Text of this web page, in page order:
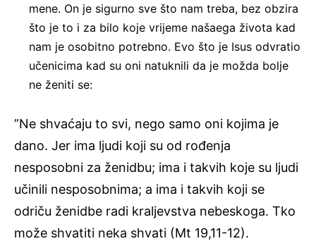
mene. On je sigurno sve što nam treba, bez obzira
što je to i za bilo koje vrijeme našaega života kad
nam je osobitno potrebno. Evo što je Isus odvratio
učenicima kad su oni natuknili da je možda bolje
ne ženiti se:
”Ne shvaćaju to svi, nego samo oni kojima je
dano. Jer ima ljudi koji su od rođenja
nesposobni za ženidbu; ima i takvih koje su ljudi
učinili nesposobnima; a ima i takvih koji se
odriču ženidbe radi kraljevstva nebeskoga. Tko
može shvatiti neka shvati (Mt 19,11-12).